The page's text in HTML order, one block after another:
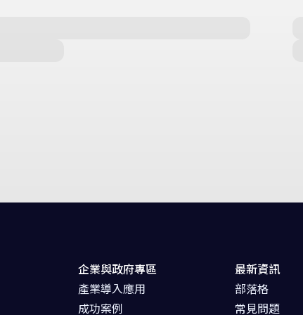
企業與政府專區
產業導入應用
成功案例
最新資訊
部落格
常見問題